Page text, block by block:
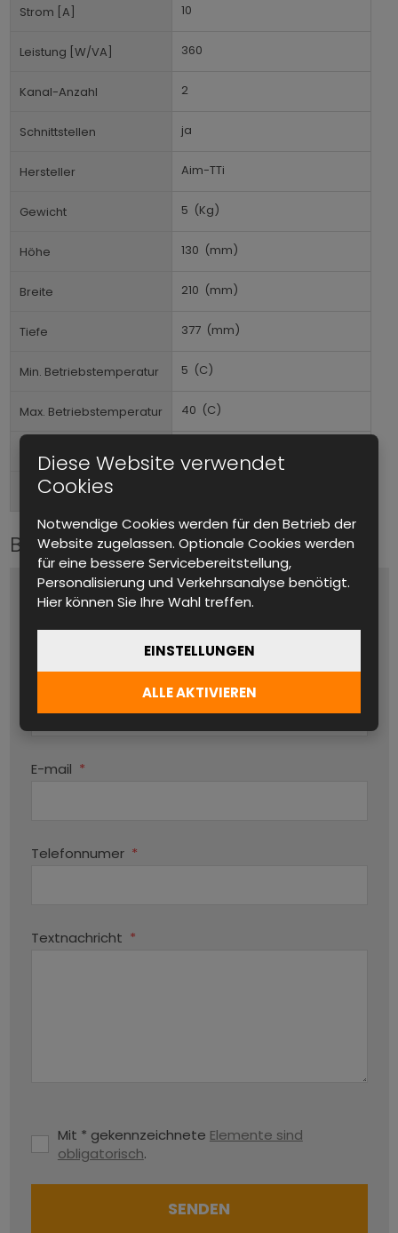
Strom [A] 10
Leistung [W/VA] 360
Kanal-Anzahl 2
Schnittstellen ja
Hersteller Aim-TTi
Gewicht 5 (Kg)
Höhe 130 (mm)
Breite 210 (mm)
Tiefe 377 (mm)
Min. Betriebstemperatur 5 (C)
Max. Betriebstemperatur 40 (C)
Formfaktor
Anschlüsse (Ausgang)
Bitte kontaktieren Sie uns
Name und Vorname *
E-mail *
Telefonnumer *
Textnachricht *
Mit * gekennzeichnete Elemente sind
obligatorisch.
SENDEN
Diese Website verwendet
Cookies
Notwendige Cookies werden für den Betrieb der
Website zugelassen. Optionale Cookies werden
für eine bessere Servicebereitstellung,
Personalisierung und Verkehrsanalyse benötigt.
Hier können Sie Ihre Wahl treffen.
EINSTELLUNGEN
ALLE AKTIVIEREN